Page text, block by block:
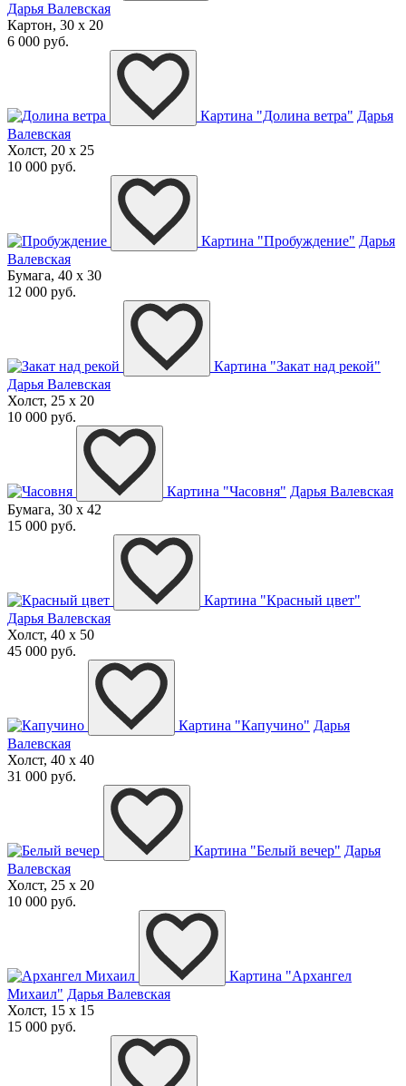
Дарья Валевская
Картон, 30 x 20
6 000 руб.
Картина "Долина ветра" Дарья
Валевская
Холст, 20 x 25
10 000 руб.
Картина "Пробуждение" Дарья
Валевская
Бумага, 40 x 30
12 000 руб.
Картина "Закат над рекой"
Дарья Валевская
Холст, 25 x 20
10 000 руб.
Картина "Часовня" Дарья Валевская
Бумага, 30 x 42
15 000 руб.
Картина "Красный цвет"
Дарья Валевская
Холст, 40 x 50
45 000 руб.
Картина "Капучино" Дарья
Валевская
Холст, 40 x 40
31 000 руб.
Картина "Белый вечер" Дарья
Валевская
Холст, 25 x 20
10 000 руб.
Картина "Архангел
Михаил" Дарья Валевская
Холст, 15 x 15
15 000 руб.